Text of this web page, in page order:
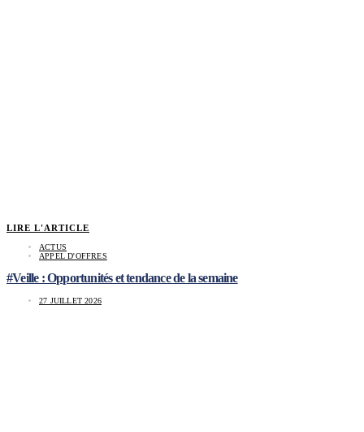
LIRE L'ARTICLE
ACTUS
APPEL D'OFFRES
#Veille : Opportunités et tendance de la semaine
27 JUILLET 2026